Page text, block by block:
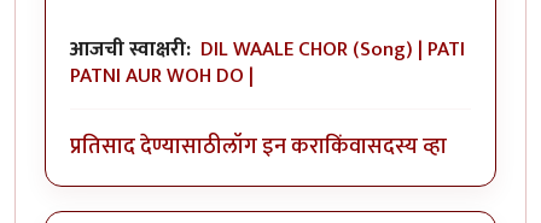
आजची स्वाक्षरी: DIL WAALE CHOR (Song) | PATI
PATNI AUR WOH DO |
प्रतिसाद देण्यासाठीलॉग इन कराकिंवासदस्य व्हा